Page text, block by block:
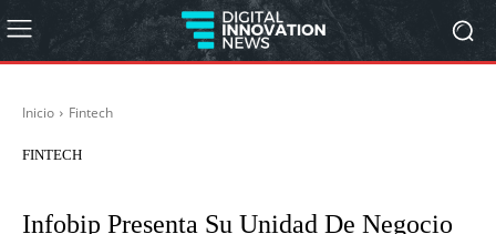
Inicio Fintech
FINTECH
Infobip Presenta Su Unidad De Negocio